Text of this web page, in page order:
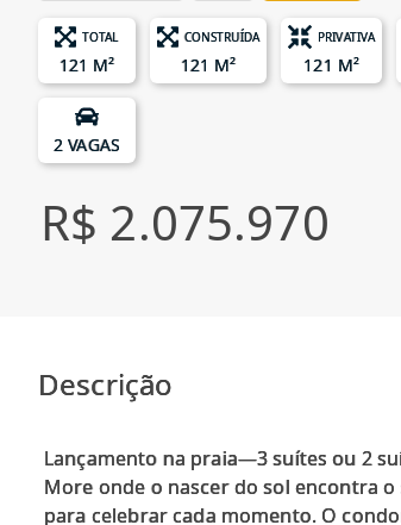
TOTAL
121 M²
CONSTRUÍDA
121 M²
PRIVATIVA
121 M²
2 VAGAS
R$ 2.075.970
Descrição
Lançamento na praia—3 suítes ou 2
More onde o nascer do sol encontra
para celebrar cada momento. O